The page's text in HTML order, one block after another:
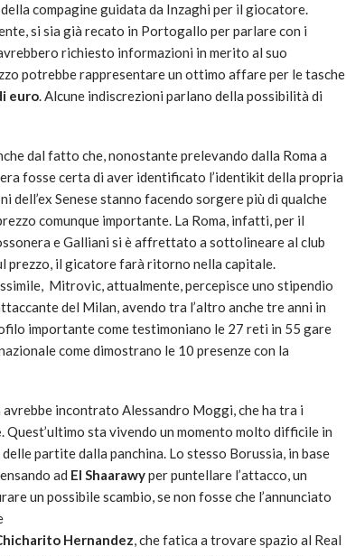
compagine guidata da Inzaghi per il giocatore.
si sia già recato in Portogallo per parlare con i
richiesto informazioni in merito al suo
potrebbe rappresentare un ottimo affare per le tasche
euro. Alcune indiscrezioni parlano della possibilità di
dal fatto che, nonostante prelevando dalla Roma a
fosse certa di aver identificato l’identikit della propria
Senese stanno facendo sorgere più di qualche
comunque importante. La Roma, infatti, per il
e Galliani si è affrettato a sottolineare al club
prezzo, il gicatore farà ritorno nella capitale.
Mitrovic, attualmente, percepisce uno stipendio
del Milan, avendo tra l’altro anche tre anni in
importante come testimoniano le 27 reti in 55 gare
come dimostrano le 10 presenze con la
incontrato Alessandro Moggi, che ha tra i
. Quest’ultimo sta vivendo un momento molto difficile in
partite dalla panchina. Lo stesso Borussia, in base
ad El Shaarawyper puntellare l’attacco, un
un possibile scambio, se non fosse che l’annunciato
Hernandez, che fatica a trovare spazio al Real